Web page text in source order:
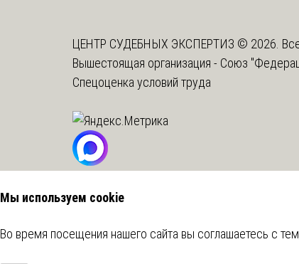
ЦЕНТР СУДЕБНЫХ ЭКСПЕРТИЗ © 2026.
Вышестоящая организация - Союз
Спецоценка условий труда
Мы используем cookie
Во время посещения нашего сайта вы соглашаетесь с